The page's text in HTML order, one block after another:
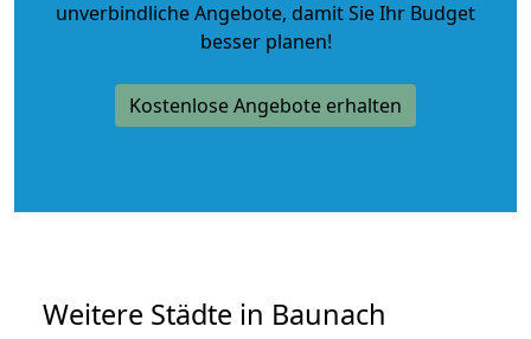
unverbindliche Angebote, damit Sie Ihr Budget
besser planen!
Kostenlose Angebote erhalten
Weitere Städte in Baunach